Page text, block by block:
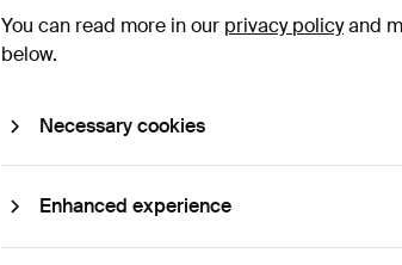
You can read more in our privacy policyand
below.
Necessary cookies
Enhanced experience